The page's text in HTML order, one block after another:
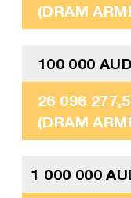
(DRAM
100 000
26 096
(DRAM
1 000 000